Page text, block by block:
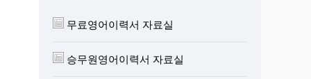
무료영어이력서 자료실
승무원영어이력서 자료실